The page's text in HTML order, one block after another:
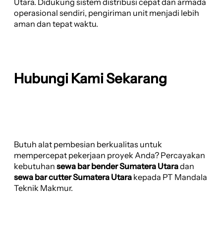
Utara. Didukung sistem distribusi cepat dan armada
operasional sendiri, pengiriman unit menjadi lebih
aman dan tepat waktu.
Hubungi Kami Sekarang
Butuh alat pembesian berkualitas untuk
mempercepat pekerjaan proyek Anda? Percayakan
kebutuhan sewa bar bender Sumatera Utaradan
sewa bar cutter Sumatera Utara kepada PT Mandala
Teknik Makmur.